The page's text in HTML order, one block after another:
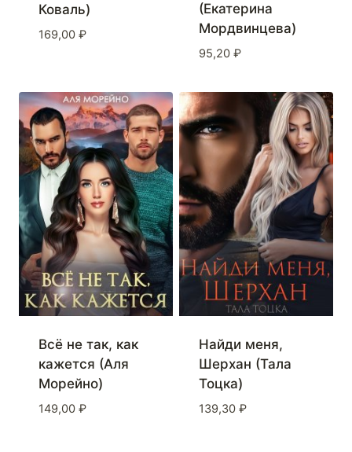
Коваль)
169,00 ₽
(Екатерина
Мордвинцева)
95,20 ₽
Всё не так, как
кажется (Аля
Морейно)
149,00 ₽
Найди меня,
Шерхан (Тала
Тоцка)
139,30 ₽